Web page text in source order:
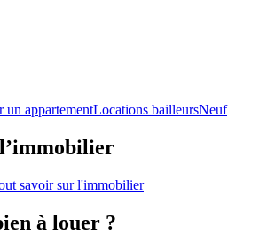
un appartementLocations bailleursNeuf
savoir sur l'immobilier
à louer ?